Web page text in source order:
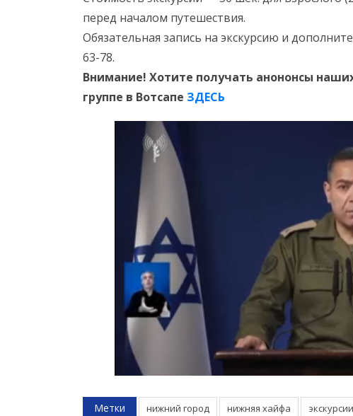
перед началом путешествия.
Обязательная запись на экскурсию и
63-78.
Внимание! Хотите получать анононсы
группе в Вотсапе ЗДЕСЬ
Метки нижний город нижняя хайфа